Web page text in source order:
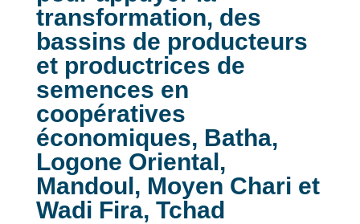
transformation, des
bassins de producteurs
et productrices de
semences en
coopératives
économiques, Batha,
Logone Oriental,
Mandoul, Moyen Chari et
Wadi Fira, Tchad